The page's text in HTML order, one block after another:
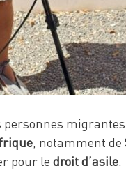
personnes migrantes
, notamment de
pour le droit d’asile.